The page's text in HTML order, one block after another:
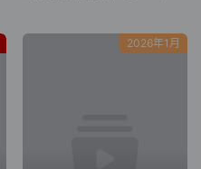
2026年1月